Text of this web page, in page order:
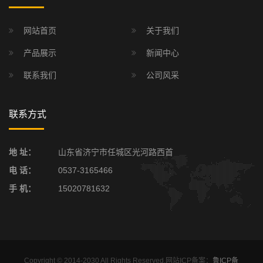
网站首页 关于我们
产品展示 新闻中心
联系我们 公司风采
联系方式
地 址：
山东省济宁市任城区光河路西首
电 话：
0537-3165466
手 机：
15020781632
Copyright © 2014-2030 All Rights Reserved.网站ICP备案： 鲁ICP备